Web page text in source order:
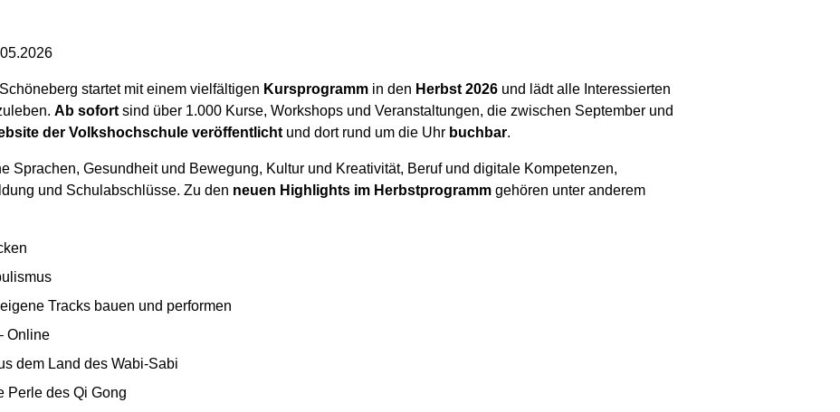
startet mit einem vielfältigen Kursprogramm in den Herbst 2026 und lädt alle Interessierten
Ab sofort sind über 1.000 Kurse, Workshops und Veranstaltungen, die zwischen September und
der Volkshochschule veröffentlicht und dort rund um die Uhr buchbar.
Sprachen, Gesundheit und Bewegung, Kultur und Kreativität, Beruf und digitale Kompetenzen,
und Schulabschlüsse. Zu den neuen Highlights im Herbstprogramm gehören unter anderem
Tracks bauen und performen
Online
dem Land des Wabi-Sabi
Perle des Qi Gong